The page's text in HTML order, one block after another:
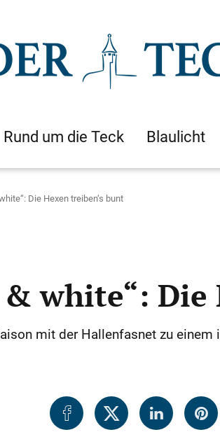
Rund um die Teck Blaulicht
Die Hexen treiben‘s bunt
white“: Die
mit der Hallenfasnet zu einem